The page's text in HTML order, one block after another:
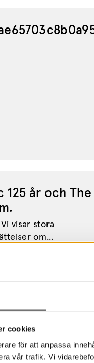
cookies
för att anpassa
vår trafik. Vi
125 år och The
visar stora
om...